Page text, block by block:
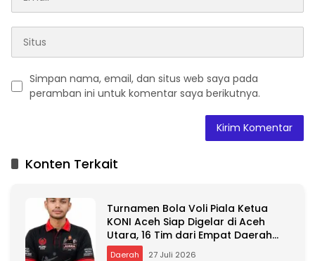
Simpan nama, email, dan situs web saya pada
peramban ini untuk komentar saya berikutnya.
e Konten Terkait
Turnamen Bola Voli Piala Ketua
KONI Aceh Siap Digelar di Aceh
Utara, 16 Tim dari Empat Daerah
Ambil Bagian
Daerah 27 Juli 2026